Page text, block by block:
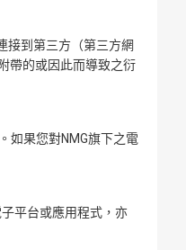
接到第三方（第三方網
帶的或因此而導致之衍
如果您對NMG旗下之電
平台或應用程式，亦